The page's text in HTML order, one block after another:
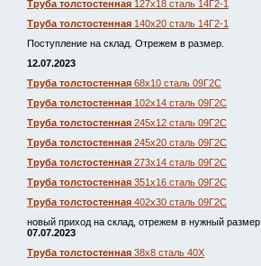
Труба толстостенная 127х18 сталь 14Г2-1
Труба толстостенная 140х20 сталь 14Г2-1
Поступление на склад. Отрежем в размер.
12.07.2023
Труба толстостенная 68х10 сталь 09Г2С
Труба толстостенная 102х14 сталь 09Г2С
Труба толстостенная 245х12 сталь 09Г2С
Труба толстостенная 245х20 сталь 09Г2С
Труба толстостенная 273х14 сталь 09Г2С
Труба толстостенная 351х16 сталь 09Г2С
Труба толстостенная 402х30 сталь 09Г2С
новый приход на склад, отрежем в нужный размер.
07.07.2023
Труба толстостенная 38х8 сталь 40Х